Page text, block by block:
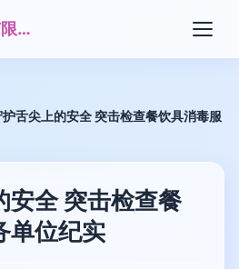
上海邱卢酒店管理有限公司
护舌尖上的安全 突击检查餐饮具消毒服
安全 突击检查餐
单位纪实